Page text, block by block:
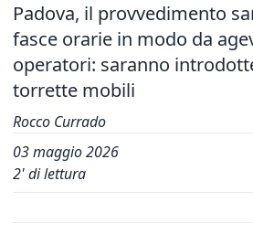
Padova, il provvedimento
fasce orarie in modo da
operatori: saranno
torrette mobili
Rocco Currado
03 maggio 2026
2' di lettura